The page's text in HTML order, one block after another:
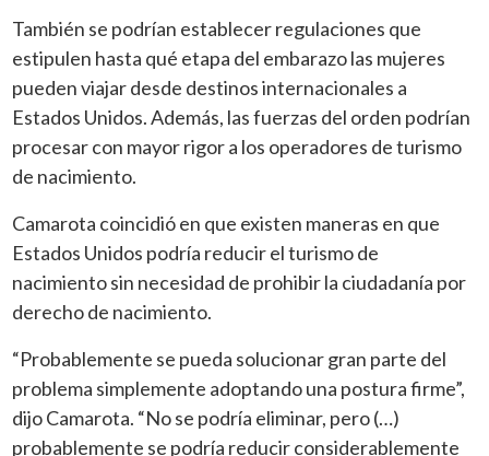
También se podrían establecer regulaciones que
estipulen hasta qué etapa del embarazo las mujeres
pueden viajar desde destinos internacionales a
Estados Unidos. Además, las fuerzas del orden podrían
procesar con mayor rigor a los operadores de turismo
de nacimiento.
Camarota coincidió en que existen maneras en que
Estados Unidos podría reducir el turismo de
nacimiento sin necesidad de prohibir la ciudadanía por
derecho de nacimiento.
“Probablemente se pueda solucionar gran parte del
problema simplemente adoptando una postura firme”,
dijo Camarota. “No se podría eliminar, pero (…)
probablemente se podría reducir considerablemente